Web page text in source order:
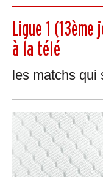
Ligue 1
à la télé
les matchs qui